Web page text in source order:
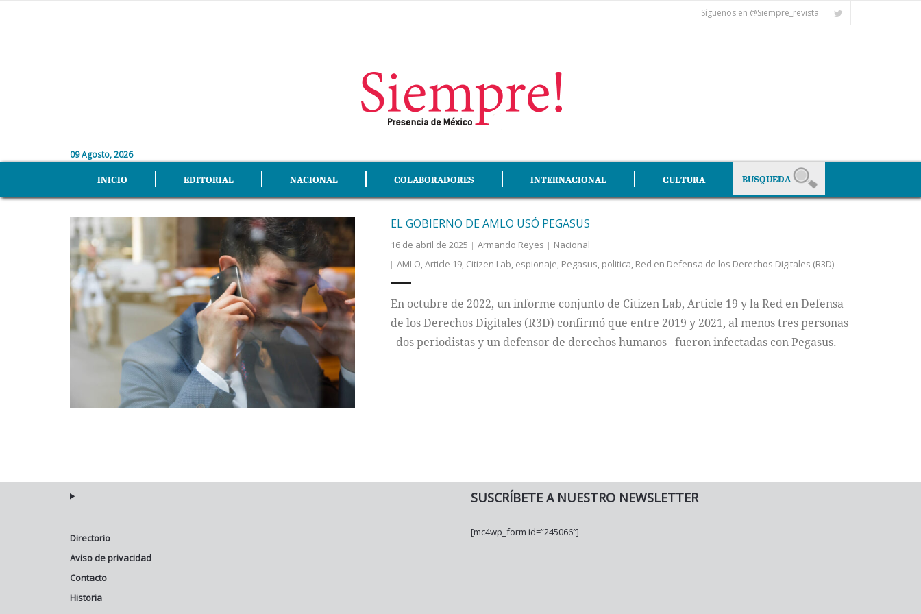
Síguenos en @Siempre_revista
09 Agosto, 2026
INICIO EDITORIAL NACIONAL COLABORADORES INTERNACIONAL CULTURA
EL GOBIERNO DE AMLO USÓ PEGASUS
16 de abril de 2025 Armando Reyes
Nacional
AMLO,Article 19, Citizen Lab, espionaje, Pegasus, politica, Red en Defensa de los Derechos Digitales (R3D)
En octubre de 2022, un informe conjunto de Citizen Lab, Article 19 y la Red en Defensa
de los Derechos Digitales (R3D) confirmó que entre 2019 y 2021, al menos tres personas
–dos periodistas y un defensor de derechos humanos– fueron infectadas con Pegasus.
Directorio
Aviso de privacidad
Contacto
Historia
SUSCRÍBETE A NUESTRO NEWSLETTER
[mc4wp_form id=”245066″]